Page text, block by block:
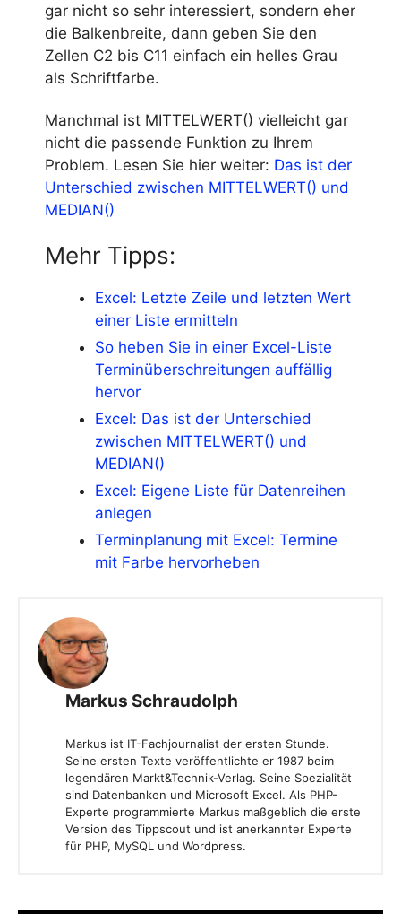
gar nicht so sehr interessiert, sondern eher
die Balkenbreite, dann geben Sie den
Zellen C2 bis C11 einfach ein helles Grau
als Schriftfarbe.
Manchmal ist MITTELWERT() vielleicht gar
nicht die passende Funktion zu Ihrem
Problem. Lesen Sie hier weiter: Das ist der
Unterschied zwischen MITTELWERT() und
MEDIAN()
Mehr Tipps:
Excel: Letzte Zeile und letzten Wert
einer Liste ermitteln
So heben Sie in einer Excel-Liste
Terminüberschreitungen auffällig
hervor
Excel: Das ist der Unterschied
zwischen MITTELWERT() und
MEDIAN()
Excel: Eigene Liste für Datenreihen
anlegen
Terminplanung mit Excel: Termine
mit Farbe hervorheben
Markus Schraudolph
Markus ist IT-Fachjournalist der ersten Stunde.
Seine ersten Texte veröffentlichte er 1987 beim
legendären Markt&Technik-Verlag. Seine Spezialität
sind Datenbanken und Microsoft Excel. Als PHP-
Experte programmierte Markus maßgeblich die erste
Version des Tippscout und ist anerkannter Experte
für PHP, MySQL und Wordpress.